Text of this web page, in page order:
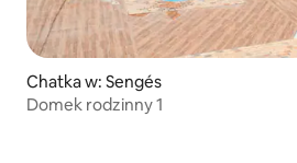
Chatka w: Sengés
Domek rodzinny 1